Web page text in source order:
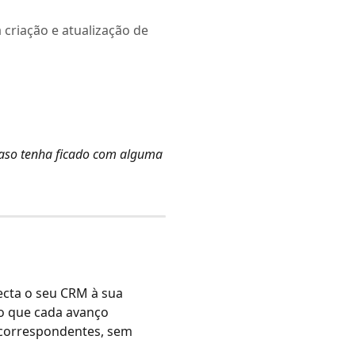
e atualização de
tenha ficado com alguma
o seu CRM à sua
cada avanço
sem